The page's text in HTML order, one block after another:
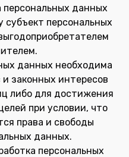
персональных данных
субъект персональных
данных необходима
законных интересов
либо для достижения
при условии, что
права и свободы
данных.
персональных